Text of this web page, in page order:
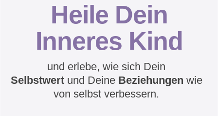
Heile Dein
Inneres Kind
und erlebe, wie sich Dein
Selbstwert und Deine Beziehungen wie
von selbst verbessern.